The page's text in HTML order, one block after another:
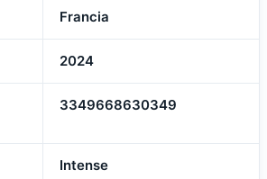
Francia
2024
3349668630349
Intense